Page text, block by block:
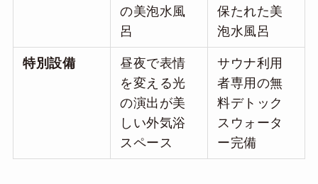
の美泡水風
呂
保たれた美
泡水風呂
特別設備
昼夜で表情
を変える光
の演出が美
しい外気浴
スペース
サウナ利用
者専用の無
料デトック
スウォータ
ー完備